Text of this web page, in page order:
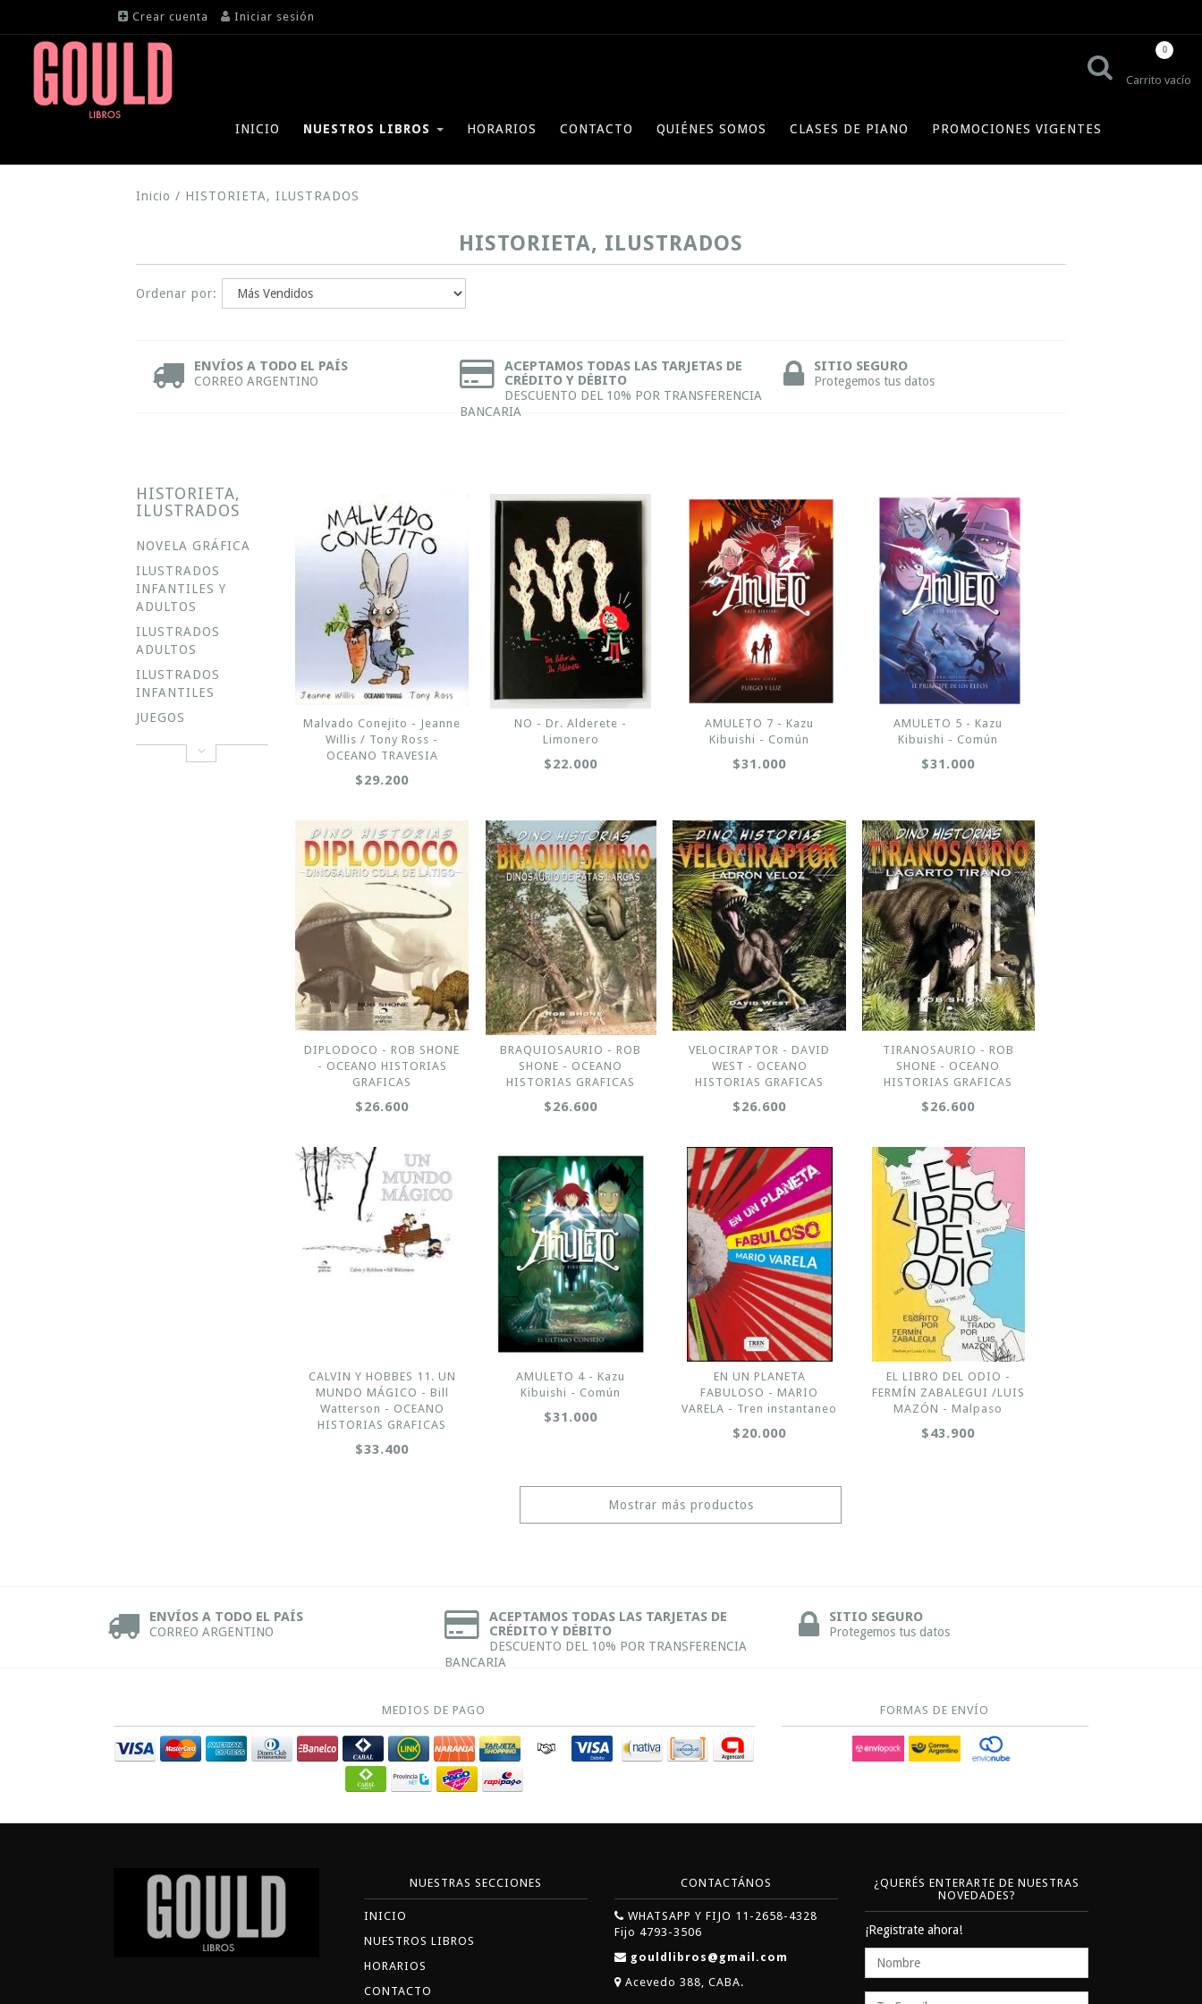
Crear cuenta Iniciar sesión
Carrito vacío
0
INICIO NUESTROS LIBROS HORARIOS CONTACTO QUIÉNES SOMOS CLASES DE PIANO PROMOCIONES VIGENTES
Inicio / HISTORIETA, ILUSTRADOS
HISTORIETA, ILUSTRADOS
Ordenar por:
ENVÍOS A TODO EL PAÍS
CORREO ARGENTINO
ACEPTAMOS TODAS LAS TARJETAS DE
CRÉDITO Y DÉBITO
DESCUENTO DEL 10% POR TRANSFERENCIA
BANCARIA
SITIO SEGURO
Protegemos tus datos
HISTORIETA,
ILUSTRADOS
NOVELA GRÁFICA
ILUSTRADOS
INFANTILES Y
ADULTOS
ILUSTRADOS
ADULTOS
ILUSTRADOS
INFANTILES
JUEGOS
Malvado Conejito - Jeanne
Willis / Tony Ross -
OCEANO TRAVESIA
$29.200
NO - Dr. Alderete -
Limonero
$22.000
AMULETO 7 - Kazu
Kibuishi - Común
$31.000
AMULETO 5 - Kazu
Kibuishi - Común
$31.000
DIPLODOCO - ROB SHONE
- OCEANO HISTORIAS
GRAFICAS
$26.600
BRAQUIOSAURIO - ROB
SHONE - OCEANO
HISTORIAS GRAFICAS
$26.600
VELOCIRAPTOR - DAVID
WEST - OCEANO
HISTORIAS GRAFICAS
$26.600
TIRANOSAURIO - ROB
SHONE - OCEANO
HISTORIAS GRAFICAS
$26.600
CALVIN Y HOBBES 11. UN
MUNDO MÁGICO - Bill
Watterson - OCEANO
HISTORIAS GRAFICAS
$33.400
AMULETO 4 - Kazu
Kibuishi - Común
$31.000
EN UN PLANETA
FABULOSO - MARIO
VARELA - Tren instantaneo
$20.000
EL LIBRO DEL ODIO -
FERMÍN ZABALEGUI /LUIS
MAZÓN - Malpaso
$43.900
Mostrar más productos
ENVÍOS A TODO EL PAÍS
CORREO ARGENTINO
ACEPTAMOS TODAS LAS TARJETAS DE
CRÉDITO Y DÉBITO
DESCUENTO DEL 10% POR TRANSFERENCIA
BANCARIA
SITIO SEGURO
Protegemos tus datos
MEDIOS DE PAGO FORMAS DE ENVÍO
NUESTRAS SECCIONES
INICIO
NUESTROS LIBROS
HORARIOS
CONTACTO
CONTACTÁNOS
WHATSAPP Y FIJO 11-2658-4328
Fijo 4793-3506
gouldlibros@gmail.com
Acevedo 388, CABA.
¿QUERÉS ENTERARTE DE NUESTRAS
NOVEDADES?
¡Registrate ahora!